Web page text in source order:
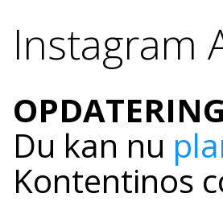
Instagram
Du kan nu
Kontentinos